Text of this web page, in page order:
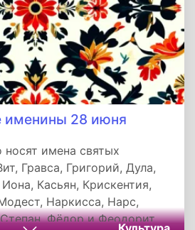
именины 28 июня
имена святых
Гравса, Григорий, Дула,
Касьян, Крискентия,
Наркисса, Нарс,
Фёдор и Феодорит.